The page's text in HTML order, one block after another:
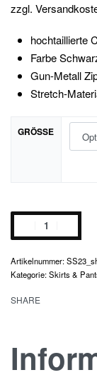
zzgl.
hochtaillierte
Farbe
Gun-Metall
Stretch-
GRÖSSE
sheela
cargo
pants
Menge
Kategorie:Skirts &
SHARE